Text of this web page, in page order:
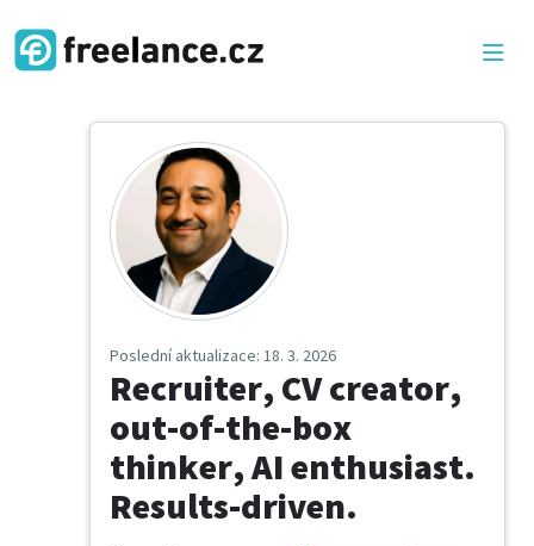
Poslední aktualizace: 18. 3. 2026
Recruiter, CV creator,
out-of-the-box
thinker, AI enthusiast.
Results-driven.